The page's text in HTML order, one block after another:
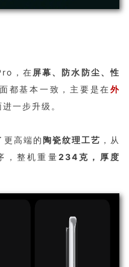
，在 屏幕、防水防尘、性
都基本一致，主要是在外
一步升级。
高端的陶瓷纹理工艺 ，从
，整机重量234克，厚度